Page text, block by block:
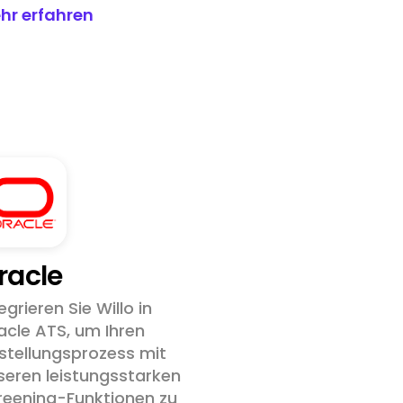
erfahren
Sie Willo in
ATS, um Ihren
mit
leistungsstarken
Funktionen zu